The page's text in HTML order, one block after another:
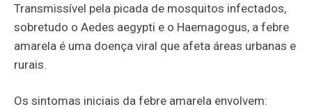
Transmissível pela picada de mosquitos infectados,
sobretudo o Aedes aegypti e o Haemagogus, a febre
amarela é uma doença viral que afeta áreas urbanas e
rurais.
Os sintomas iniciais da febre amarela envolvem: